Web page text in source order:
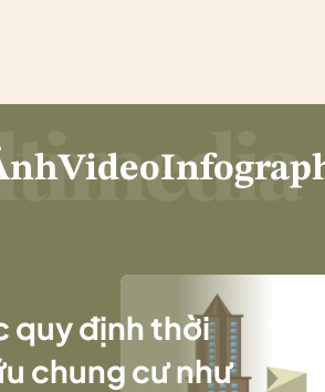
Video
quy định thời
chung cư như